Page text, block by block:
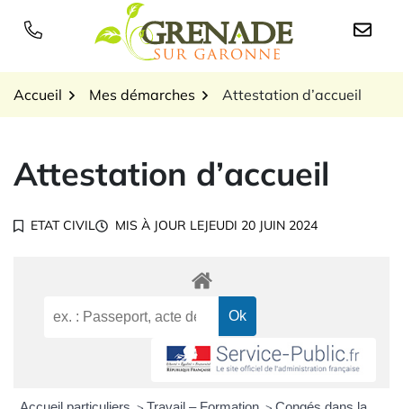
Logo Grenade sur
Accueil Mes démarches Attestation d’accueil
Attestation d’accueil
ETAT CIVIL MIS À JOUR LEJEUDI 20 JUIN 2024